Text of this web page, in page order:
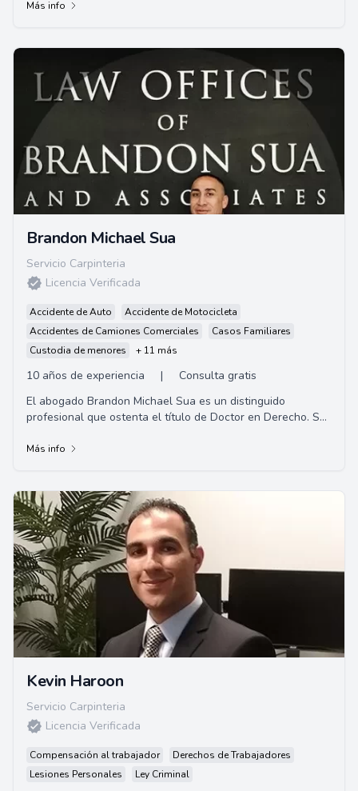
Más info
Brandon Michael Sua
Servicio Carpinteria
Licencia Verificada
Accidente de Auto
Accidente de Motocicleta
Accidentes de Camiones Comerciales
Casos Familiares
Custodia de menores
+ 11 más
10 años de experiencia |
Consulta gratis
El abogado Brandon Michael Sua es un distinguido
profesional que ostenta el título de Doctor en Derecho. Su
Más info
Kevin Haroon
Servicio Carpinteria
Licencia Verificada
Compensación al trabajador
Derechos de Trabajadores
Lesiones Personales
Ley Criminal